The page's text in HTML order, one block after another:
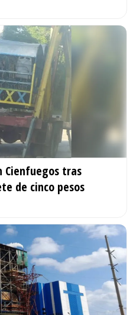
Cienfuegos tras
de cinco pesos